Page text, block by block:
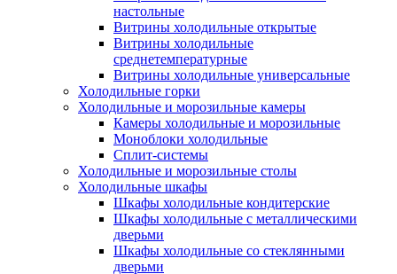
настольные
Витрины холодильные открытые
Витрины холодильные
среднетемпературные
Витрины холодильные универсальные
Холодильные горки
Холодильные и морозильные камеры
Камеры холодильные и морозильные
Моноблоки холодильные
Сплит-системы
Холодильные и морозильные столы
Холодильные шкафы
Шкафы холодильные кондитерские
Шкафы холодильные с металлическими
дверьми
Шкафы холодильные со стеклянными
дверьми